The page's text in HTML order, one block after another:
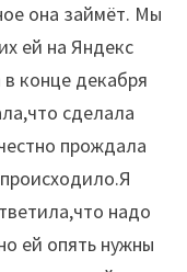
она займёт. Мы
ей на Яндекс
конце декабря
сделала
прождала
надо
ей опять нужны